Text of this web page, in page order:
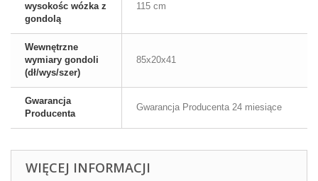
wysokośc wózka z
gondolą
115 cm
Wewnętrzne
wymiary gondoli
(dł/wys/szer)
85x20x41
Gwarancja
Producenta
Gwarancja Producenta 24 miesiące
WIĘCEJ INFORMACJI